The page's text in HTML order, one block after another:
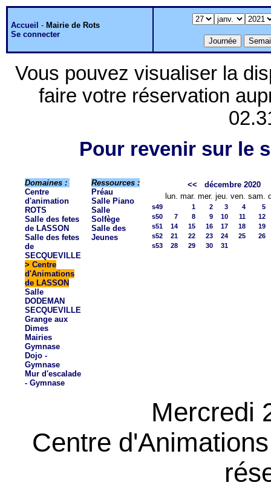
Accueil - Mairie de Rots
Se connecter
Vous pouvez visualiser la
faire votre réservation
Pour revenir sur le
Domaines :
Centre
d'animation
ROTS
Salle des fetes
de LASSON
Salle des fetes
de
SECQUEVILLE
> Centre
d'Animations
de LASSON
Salle
DODEMAN
SECQUEVILLE
Grange aux
Dimes
Mairies
Gymnase
Dojo -
Gymnase
Mur d'escalade
- Gymnase
Ressources :
Préau
Salle Piano
Salle
Solfège
Salle des
Jeunes
<<
décembre 2020
lun. mar. mer. jeu. ven. sam.
s49 1 2 3 4
5
s50
7 8 9 10 11
12
s51
14 15 16 17 18
19
s52
21 22 23 24 25
26
s53
28 29 30 31
Mercredi
Centre